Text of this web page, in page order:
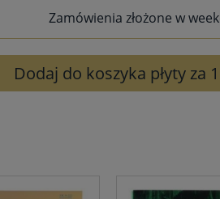
Zamówienia złożone w
Dodaj do koszyka płyty za